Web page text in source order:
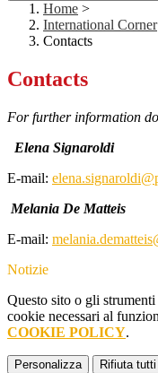
Home >
International Corner
Contacts
Contacts
For further information
Elena Signaroldi
E-mail:
Melania De Matteis
E-mail:
Notizie
Questo sito o gli
cookie necessari al
COOKIE POLICY.
Personalizza Rifiuta tutti